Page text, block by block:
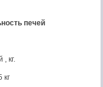
печей
, кг.
кг